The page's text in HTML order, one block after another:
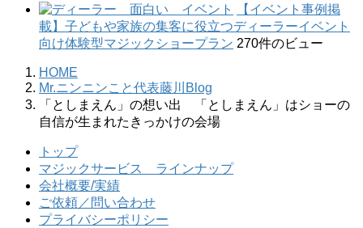
【イベント事例掲
載】子どもや家族の集客に役立つディーラーイベント
向け体験型マジックショープラン 270件のビュー
HOME
Mr.ニンニンこと代表藤川Blog
「としまえん」の想い出 「としまえん」はショーの
自信が生まれたきっかけの会場
トップ
マジックサービス ラインナップ
会社概要/実績
ご依頼／問い合わせ
プライバシーポリシー